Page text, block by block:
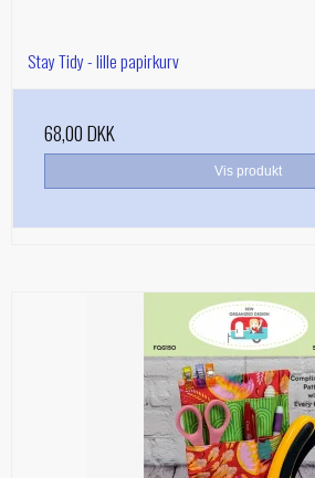
Stay Tidy - lille papirkurv
68,00 DKK
Vis produkt